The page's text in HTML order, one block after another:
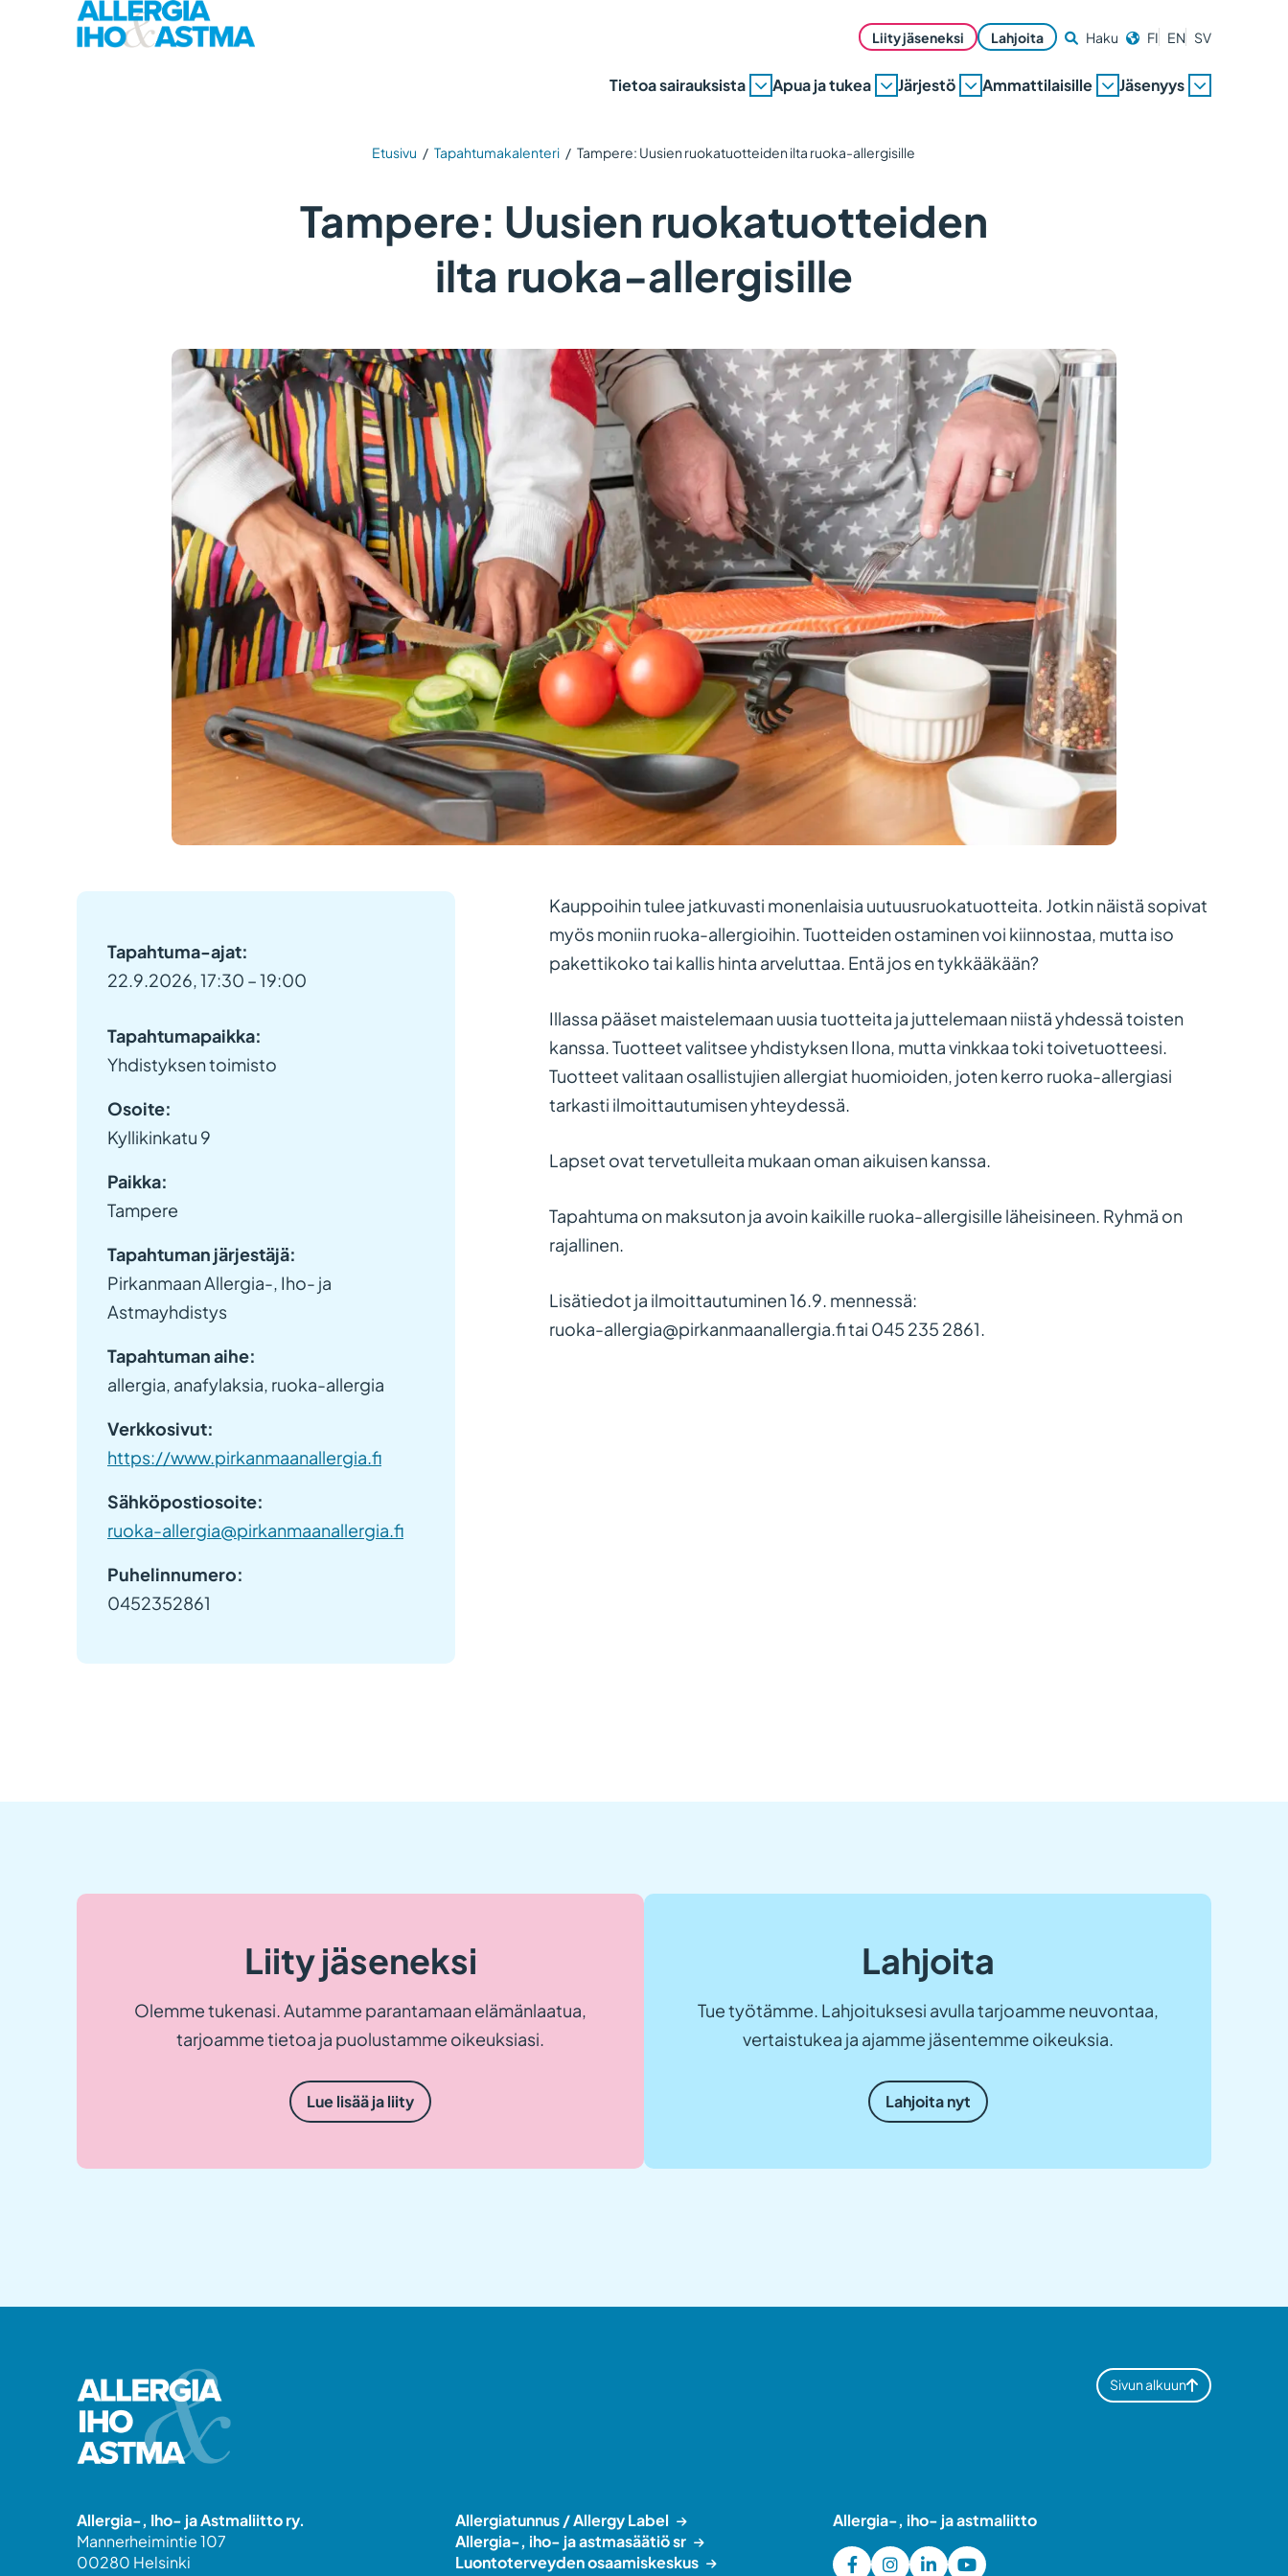
Liity jäseneksi Lahjoita Haku FI EN SV
Tietoa sairauksista Apua ja tukea Järjestö Ammattilaisille Jäsenyys
Etusivu / Tapahtumakalenteri / Tampere: Uusien ruokatuotteiden ilta ruoka-allergisille
Tampere: Uusien ruokatuotteiden
ilta ruoka-allergisille
Tapahtuma-ajat:
22.9.2026, 17:30 – 19:00
Tapahtumapaikka:
Yhdistyksen toimisto
Osoite:
Kyllikinkatu 9
Paikka:
Tampere
Tapahtuman järjestäjä:
Pirkanmaan Allergia-, Iho- ja
Astmayhdistys
Tapahtuman aihe:
allergia, anafylaksia, ruoka-allergia
Verkkosivut:
https://www.pirkanmaanallergia.fi
Sähköpostiosoite:
ruoka-allergia@pirkanmaanallergia.fi
Puhelinnumero:
0452352861
Kauppoihin tulee jatkuvasti monenlaisia uutuusruokatuotteita. Jotkin näistä sopivat
myös moniin ruoka-allergioihin. Tuotteiden ostaminen voi kiinnostaa, mutta iso
pakettikoko tai kallis hinta arveluttaa. Entä jos en tykkääkään?
Illassa pääset maistelemaan uusia tuotteita ja juttelemaan niistä yhdessä toisten
kanssa. Tuotteet valitsee yhdistyksen Ilona, mutta vinkkaa toki toivetuotteesi.
Tuotteet valitaan osallistujien allergiat huomioiden, joten kerro ruoka-allergiasi
tarkasti ilmoittautumisen yhteydessä.
Lapset ovat tervetulleita mukaan oman aikuisen kanssa.
Tapahtuma on maksuton ja avoin kaikille ruoka-allergisille läheisineen. Ryhmä on
rajallinen.
Lisätiedot ja ilmoittautuminen 16.9. mennessä:
ruoka-allergia@pirkanmaanallergia.fi tai 045 235 2861.
Liity jäseneksi
Olemme tukenasi. Autamme parantamaan elämänlaatua,
tarjoamme tietoa ja puolustamme oikeuksiasi.
Lue lisää ja liity
Lahjoita
Tue työtämme. Lahjoituksesi avulla tarjoamme neuvontaa,
vertaistukea ja ajamme jäsentemme oikeuksia.
Lahjoita nyt
Sivun alkuun
Allergia-, Iho- ja Astmaliitto ry.
Mannerheimintie 107
00280 Helsinki
Allergiatunnus / Allergy Label
Allergia-, iho- ja astmasäätiö sr
Luontoterveyden osaamiskeskus
Allergia-, iho- ja astmaliitto